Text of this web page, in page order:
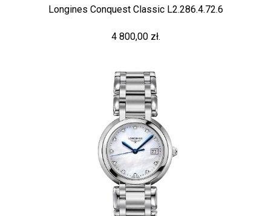
Longines Conquest Classic L2.286.4.72.6
4 800,00 zł.